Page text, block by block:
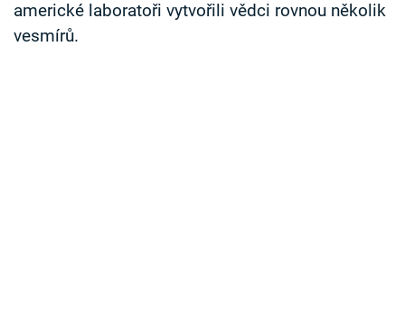
americké laboratoři vytvořili vědci rovnou několik
vesmírů.